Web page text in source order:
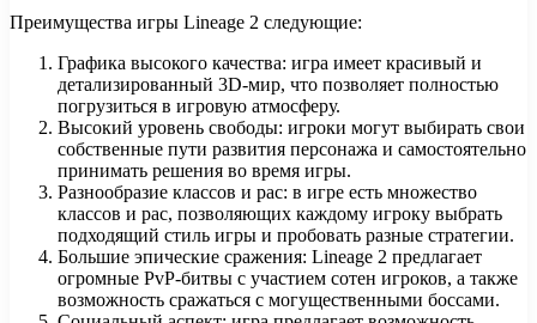
Преимущества игры Lineage 2 следующие:
Графика высокого качества: игра имеет красивый и
детализированный 3D-мир, что позволяет полностью
погрузиться в игровую атмосферу.
Высокий уровень свободы: игроки могут выбирать свои
собственные пути развития персонажа и самостоятельно
принимать решения во время игры.
Разнообразие классов и рас: в игре есть множество
классов и рас, позволяющих каждому игроку выбрать
подходящий стиль игры и пробовать разные стратегии.
Большие эпические сражения: Lineage 2 предлагает
огромные PvP-битвы с участием сотен игроков, а также
возможность сражаться с могущественными боссами.